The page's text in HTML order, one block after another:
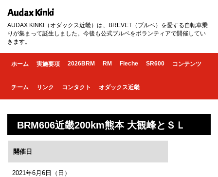
Audax Kinki
AUDAX KINKI（オダックス近畿）は、BREVET（ブルベ）を愛する自転車乗
りが集まって誕生しました。今後も公式ブルベをボランティアで開催してい
きます。
ホーム 実施要項 2026BRM RM Fleche SR600 コンテンツ
チーム リンク コンタクト オダックス近畿
BRM606近畿200km熊本 大観峰とＳＬ
開催日
2021年6月6日（日）